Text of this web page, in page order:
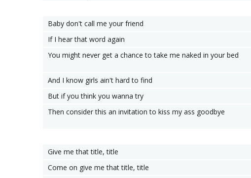
Baby don't call me your friend
If I hear that word again
You might never get a chance to take me naked in your bed
And I know girls ain't hard to find
But if you think you wanna try
Then consider this an invitation to kiss my ass goodbye
Give me that title, title
Come on give me that title, title